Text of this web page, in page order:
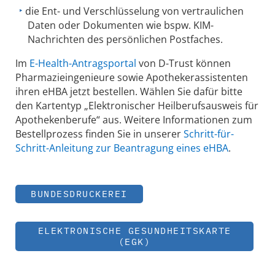
die Ent- und Verschlüsselung von vertraulichen
Daten oder Dokumenten wie bspw. KIM-
Nachrichten des persönlichen Postfaches.
Im E-Health-Antragsportal von D-Trust können
Pharmazieingenieure sowie Apothekerassistenten
ihren eHBA jetzt bestellen. Wählen Sie dafür bitte
den Kartentyp „Elektronischer Heilberufsausweis für
Apothekenberufe“ aus. Weitere Informationen zum
Bestellprozess finden Sie in unsererSchritt-für-
Schritt-Anleitung zur Beantragung eines eHBA.
BUNDESDRUCKEREI
ELEKTRONISCHE GESUNDHEITSKARTE
(EGK)